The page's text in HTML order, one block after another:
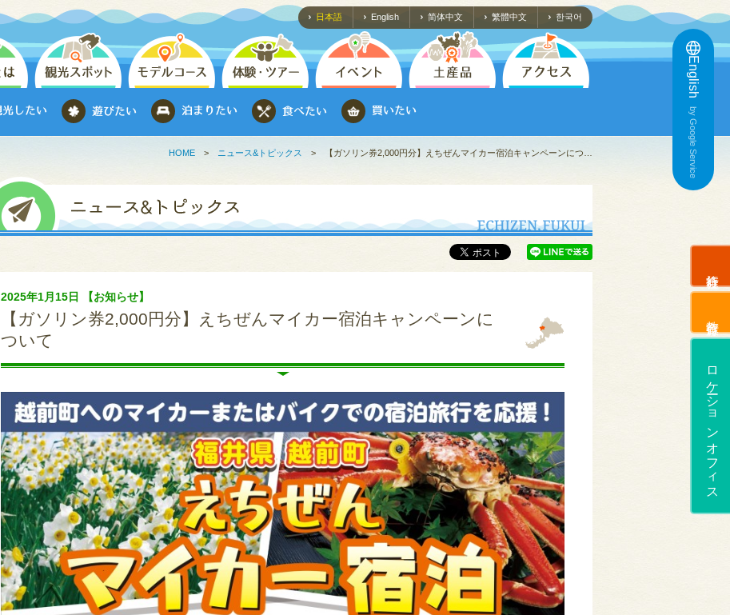
日本語 English 简体中文 繁體中文 한국어
English
by Google Service
HOME > ニュース&トピックス > 【ガソリン券2,000円分】えちぜんマイカー宿泊キャンペーンにつ…
2025年1月15日 【お知らせ】
【ガソリン券2,000円分】えちぜんマイカー宿泊キャンペーンに
ついて
ロケーションオフィス